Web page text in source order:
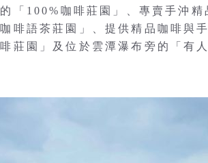
「100%咖啡莊園」、專賣手沖
啡語茶莊園」、提供精品咖啡與
莊園」及位於雲潭瀑布旁的「有